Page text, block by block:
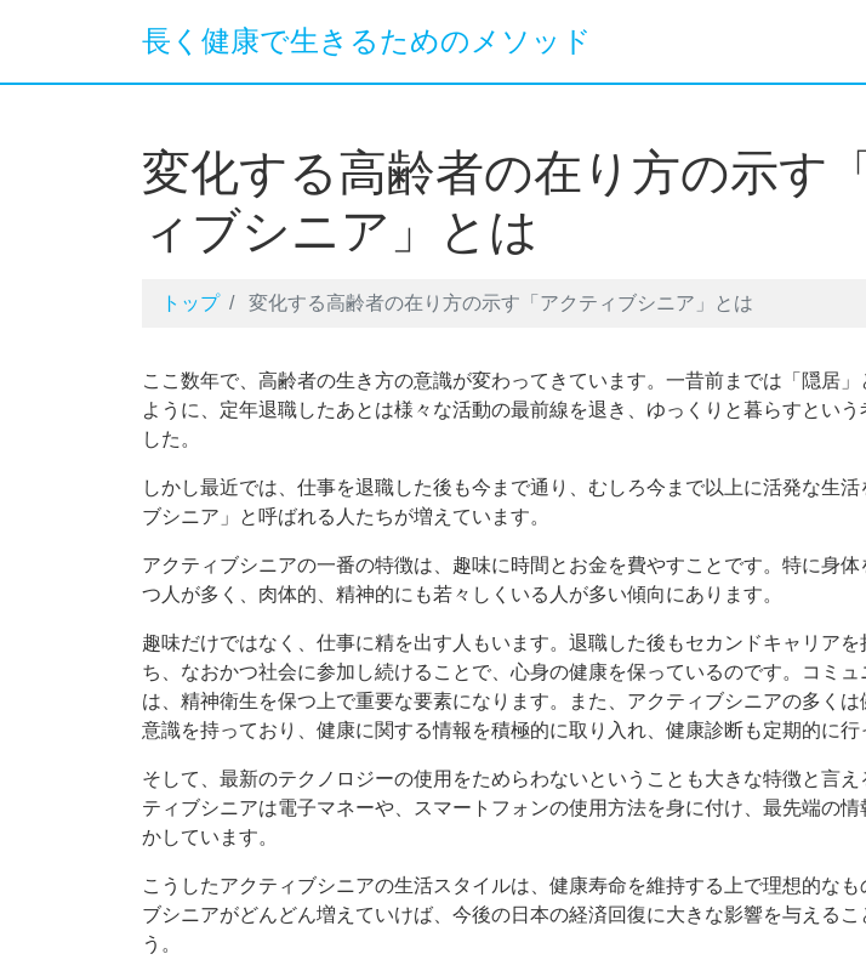
長く健康で生きるためのメソッド
変化する高齢者の在り方の示す
ィブシニア」とは
トップ 変化する高齢者の在り方の示す「アクティブシニア」とは
ここ数年で、高齢者の生き方の意識が変わってきています。一昔前までは「隠居
ように、定年退職したあとは様々な活動の最前線を退き、ゆっくりと暮らすとい
した。
しかし最近では、仕事を退職した後も今まで通り、むしろ今まで以上に活発な生活
ブシニア」と呼ばれる人たちが増えています。
アクティブシニアの一番の特徴は、趣味に時間とお金を費やすことです。特に身
つ人が多く、肉体的、精神的にも若々しくいる人が多い傾向にあります。
趣味だけではなく、仕事に精を出す人もいます。退職した後もセカンドキャリアを
ち、なおかつ社会に参加し続けることで、心身の健康を保っているのです。コミュ
は、精神衛生を保つ上で重要な要素になります。また、アクティブシニアの多くは
意識を持っており、健康に関する情報を積極的に取り入れ、健康診断も定期的に行
そして、最新のテクノロジーの使用をためらわないということも大きな特徴と言え
ティブシニアは電子マネーや、スマートフォンの使用方法を身に付け、最先端の情
かしています。
こうしたアクティブシニアの生活スタイルは、健康寿命を維持する上で理想的なも
ブシニアがどんどん増えていけば、今後の日本の経済回復に大きな影響を与えるこ
う。